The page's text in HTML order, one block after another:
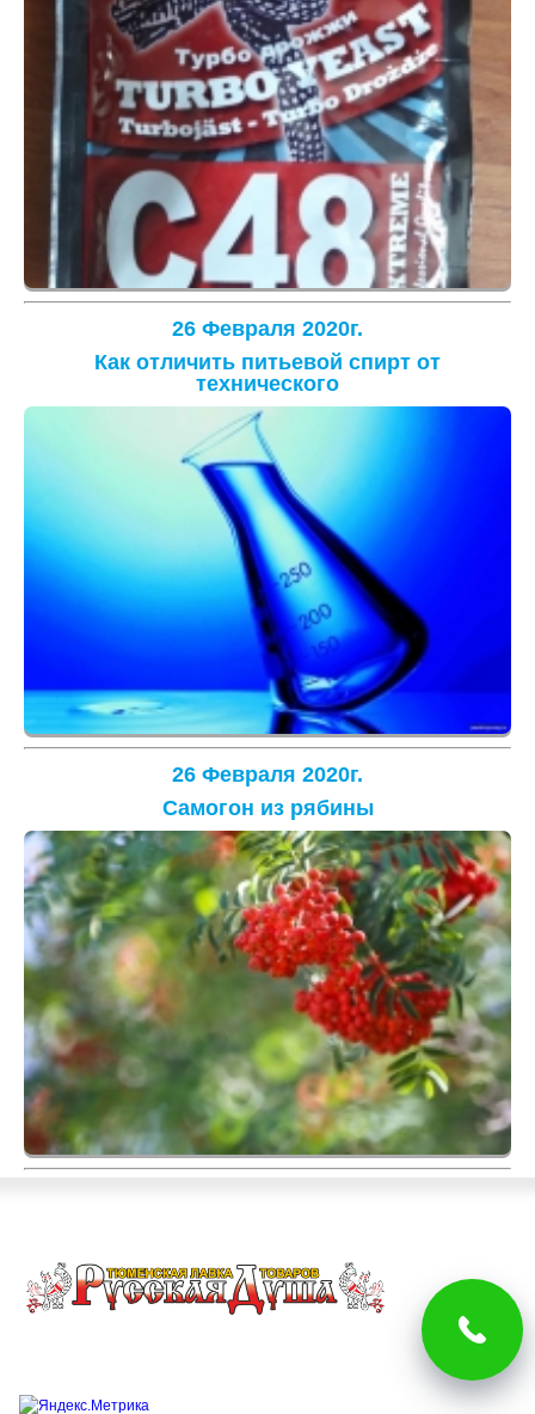
26 Февраля 2020г.
Как отличить питьевой спирт от
технического
26 Февраля 2020г.
Самогон из рябины